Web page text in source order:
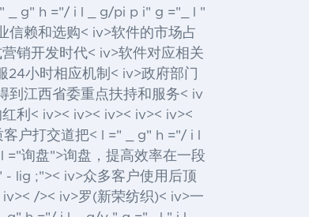
_ g" h ="/ i l _ g/pi p i" g ="_ l "
信赖和选购< iv>软件的市场占
销开发时代< iv>软件对应相关
小时相应机制< iv>政府部门
到江西省委重点扶持和服务< iv
利< iv>< iv>< iv>< iv>< iv><
户打交道把< l =" _ g" h ="/ i l
="询盘">询盘 ，提高效率在一段
lig ;">< iv>众多客户使用后顶
iv>< />< iv>罗(新荣纺织)< iv>一